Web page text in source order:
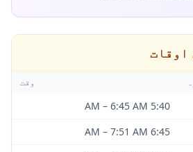
اوقات
وقت
5:40 AM
– 6:45 AM
6:45 AM
– 7:51 AM